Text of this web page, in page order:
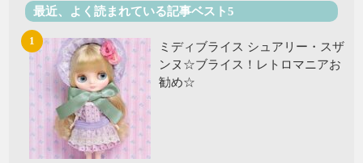
最近、よく読まれている記事ベスト5
ミディブライス シュアリー・スザ
ンヌ☆ブライス！レトロマニアお
勧め☆